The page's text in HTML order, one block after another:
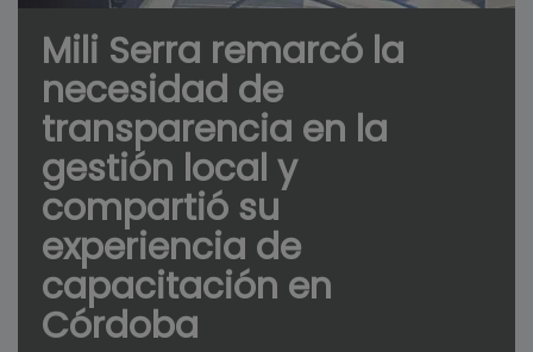
Mili Serra remarcó la
necesidad de
transparencia en la
gestión local y
compartió su
experiencia de
capacitación en
Córdoba